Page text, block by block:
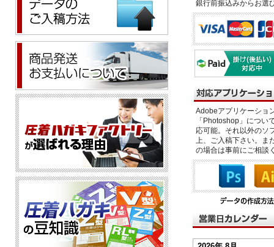
銀行前振込みからお選
Adobeアプリケーショ
「Photoshop」につい
応可能。それ以外のソ
上、ご入稿下さい。ま
の場合は事前にご相談